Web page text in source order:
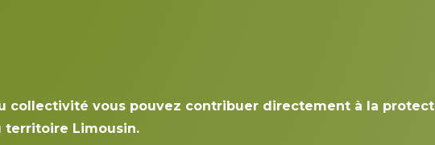
collectivité vous pouvez contribuer directement à la
territoire Limousin.